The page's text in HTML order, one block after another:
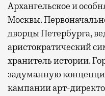
Архангельское и
Москвы.
дворцы Петербурга,
аристократический
хранитель истории.
задуманную
кампании арт-